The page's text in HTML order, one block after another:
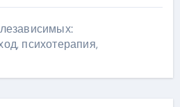
психотерапия,